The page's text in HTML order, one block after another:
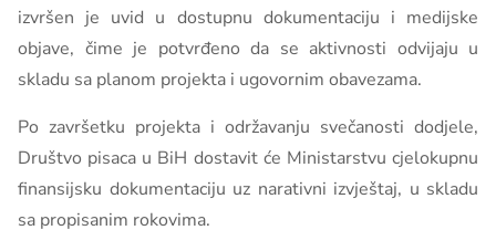
izvršen je uvid u dostupnu dokumentaciju i medijske
objave, čime je potvrđeno da se aktivnosti odvijaju u
skladu sa planom projekta i ugovornim obavezama.
Po završetku projekta i održavanju svečanosti dodjele,
Društvo pisaca u BiH dostavit će Ministarstvu cjelokupnu
finansijsku dokumentaciju uz narativni izvještaj, u skladu
sa propisanim rokovima.